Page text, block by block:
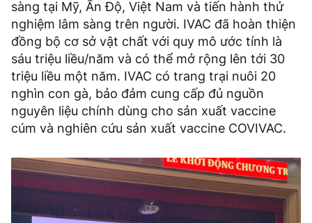
sàng tại Mỹ, Ấn Độ, Việt Nam và tiến hành thử
nghiệm lâm sàng trên người. IVAC đã hoàn thiện
đồng bộ cơ sở vật chất với quy mô ước tính là
sáu triệu liều/năm và có thể mở rộng lên tới 30
triệu liều một năm. IVAC có trang trại nuôi 20
nghìn con gà, bảo đảm cung cấp đủ nguồn
nguyên liệu chính dùng cho sản xuất vaccine
cúm và nghiên cứu sản xuất vaccine COVIVAC.